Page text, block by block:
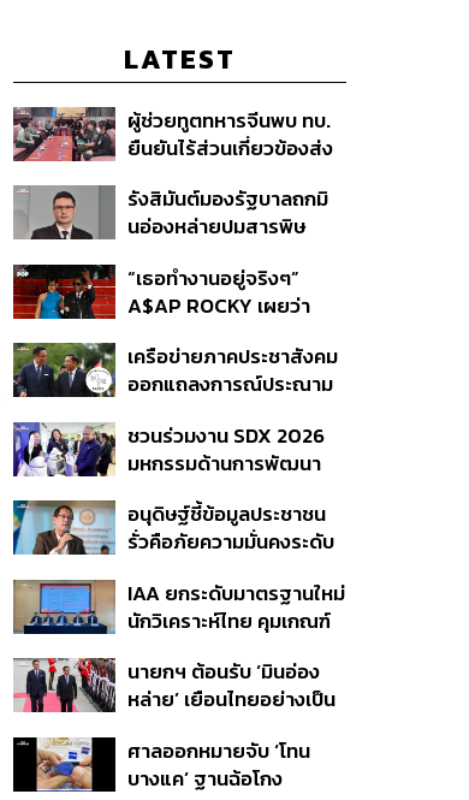
LATEST
ผู้ช่วยทูตทหารจีนพบ ทบ.
ยืนยันไร้ส่วนเกี่ยวข้องส่ง
ชายแดน ย้ำจริงใจต่อไทย
หวังเห็นทางออกสันติวิธี
รังสิมันต์มองรัฐบาลถกมิ
นอ่องหล่ายปมสารพิษ
ปัญหาแท้จริงคือกองกำลัง
ว้า
“เธอทำงานอยู่จริงๆ”
A$AP ROCKY เผยว่า
โอเพื่อทำเพลงใหม่
เครือข่ายภาคประชาสังคม
ออกแถลงการณ์ประณาม
ต้อนรับมินอ่องหล่าย ไร้ศีล
ธรรม หวั่นถูกใช้เป็นเครื่อง
มือกดขี่ชาวเมียนมา
ชวนร่วมงาน SDX 2026
มหกรรมด้านการพัฒนา
ประเทศ
อนุดิษฐ์ชี้ข้อมูลประชาชน
รั่วคือภัยความมั่นคงระดับ
โหว่ คุ้มครองผู้แจ้งเบาะแส
รื้อระบบใช้งบไซเบอร์
IAA ยกระดับมาตรฐานใหม่
นักวิเคราะห์ไทย คุมเกณฑ์
เปิดตัวเครื่องหมาย IAA
ต่อท้ายชื่อ
นายกฯ ต้อนรับ ‘มินอ่อง
หล่าย’ เยือนไทยอย่างเป็น
คณะ-สักขีพยานลงนาม
MOU
ศาลออกหมายจับ ‘โทน
บางแค’ ฐานฉ้อโกง